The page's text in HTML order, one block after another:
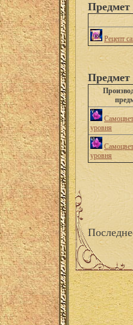
Рецепт
Предмет
уровня
уровня